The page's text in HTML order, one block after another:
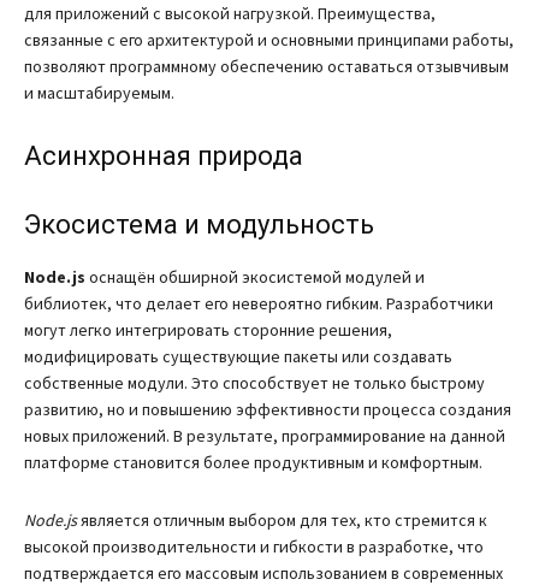
для приложений с высокой нагрузкой. Преимущества,
связанные с его архитектурой и основными принципами работы,
позволяют программному обеспечению оставаться отзывчивым
и масштабируемым.
Асинхронная природа
Экосистема и модульность
Node.js оснащён обширной экосистемой модулей и
библиотек, что делает его невероятно гибким. Разработчики
могут легко интегрировать сторонние решения,
модифицировать существующие пакеты или создавать
собственные модули. Это способствует не только быстрому
развитию, но и повышению эффективности процесса создания
новых приложений. В результате, программирование на данной
платформе становится более продуктивным и комфортным.
Node.jsявляется отличным выбором для тех, кто стремится к
высокой производительности и гибкости в разработке, что
подтверждается его массовым использованием в современных